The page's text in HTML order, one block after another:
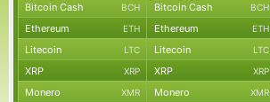
Bitcoin Cash BCH Bitcoin Cash BCH
Ethereum ETH Ethereum ETH
Litecoin LTC Litecoin LTC
XRP XRP XRP XRP
Monero XMR Monero XMR